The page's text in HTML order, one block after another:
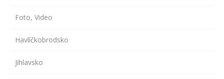
Foto, Video
Havlíčkobrodsko
Jihlavsko